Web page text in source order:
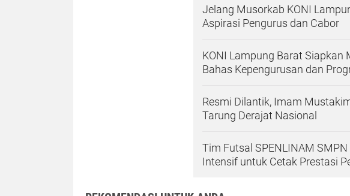
Jelang Musorkab KONI
Aspirasi Pengurus dan Cabor
KONI Lampung Barat
Bahas Kepengurusan dan
Resmi Dilantik, Imam
Tarung Derajat Nasional
Tim Futsal SPENLINAM
Intensif untuk Cetak Prestasi